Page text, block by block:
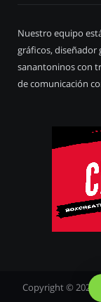
Nuestro equipo
gráficos, diseñador
sanantoninos con
de comunicación
Copyright © 2020